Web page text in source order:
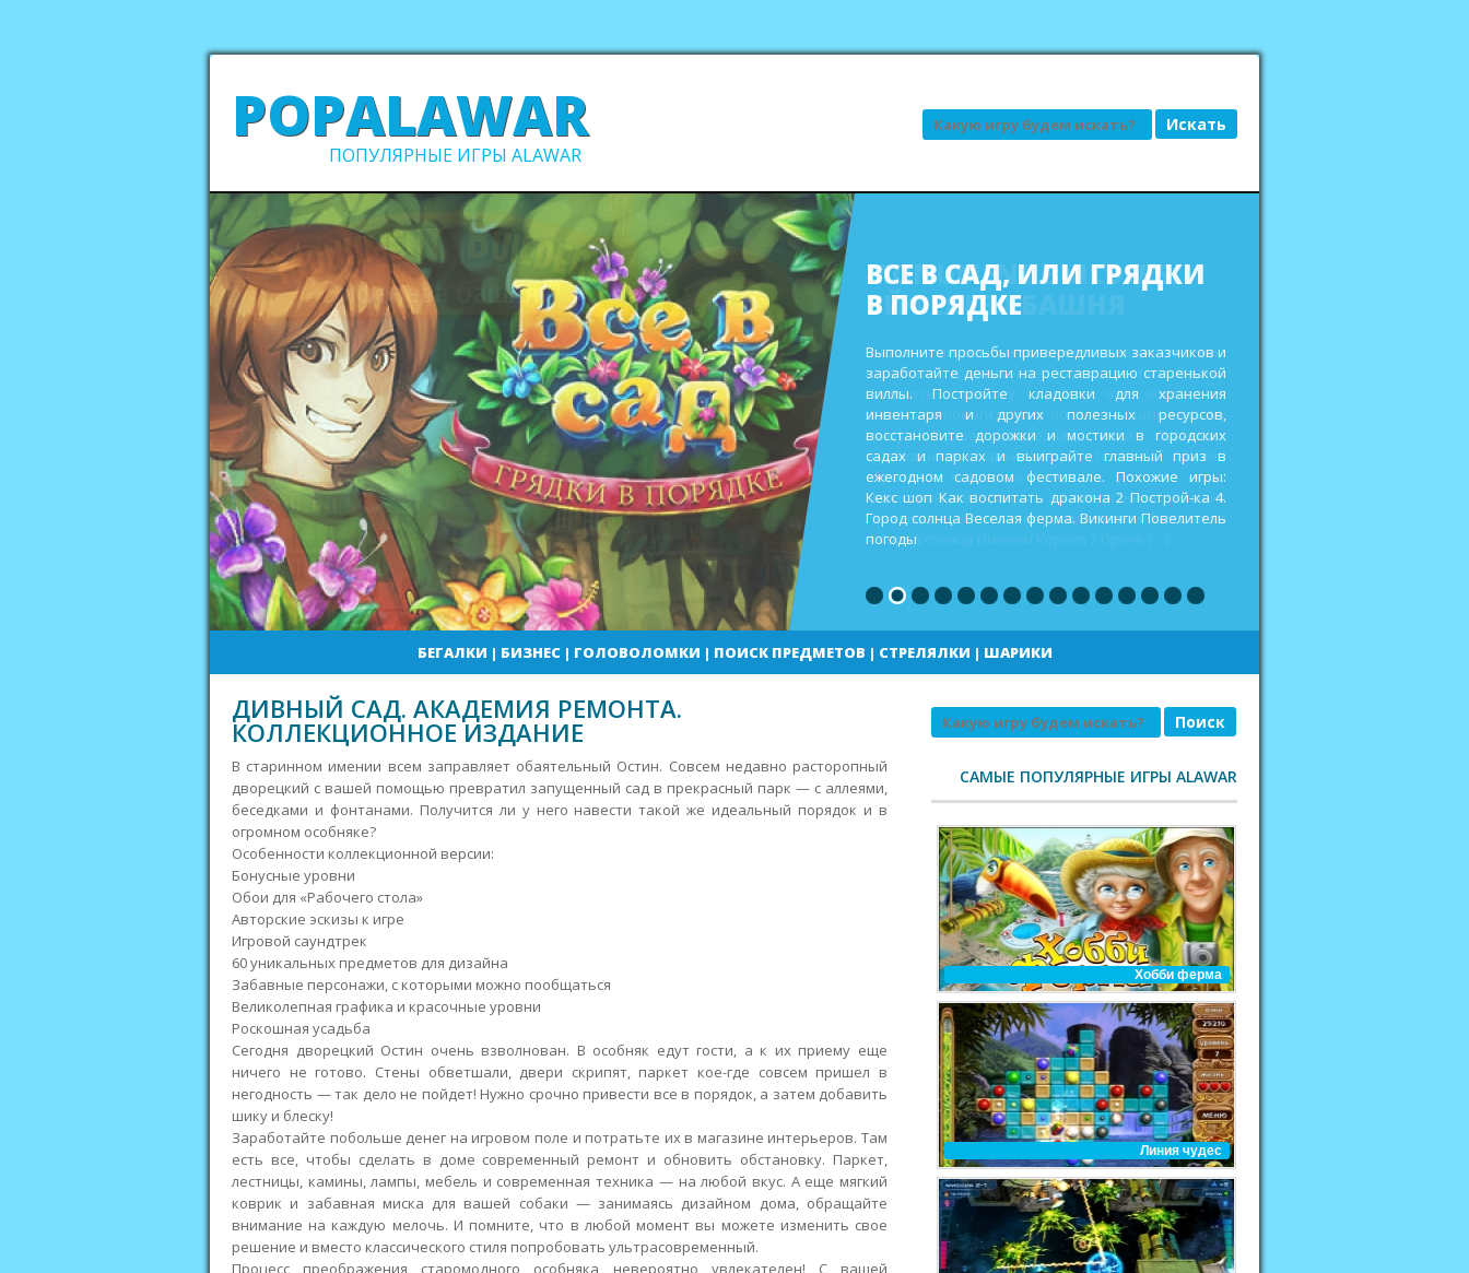
POPALAWAR
ПОПУЛЯРНЫЕ ИГРЫ ALAWAR
Поиск
ВСЕ В САД, ИЛИ ГРЯДКИ
В ПОРЯДКЕ
Выполните просьбы привередливых заказчиков и
заработайте деньги на реставрацию старенькой
виллы. Постройте кладовки для хранения
инвентаря и других полезных ресурсов,
восстановите дорожки и мостики в городских
садах и парках и выиграйте главный приз в
ежегодном садовом фестивале. Похожие игры:
Кекс шоп Как воспитать дракона 2 Построй-ка 4.
Город солнца Веселая ферма. Викинги Повелитель
погоды
БЕГАЛКИ | БИЗНЕС| ГОЛОВОЛОМКИ | ПОИСК ПРЕДМЕТОВ | СТРЕЛЯЛКИ | ШАРИКИ
ДИВНЫЙ САД. АКАДЕМИЯ РЕМОНТА.
КОЛЛЕКЦИОННОЕ ИЗДАНИЕ
В старинном имении всем заправляет обаятельный Остин. Совсем недавно расторопный
дворецкий с вашей помощью превратил запущенный сад в прекрасный парк — с аллеями,
беседками и фонтанами. Получится ли у него навести такой же идеальный порядок и в
огромном особняке?
Особенности коллекционной версии:
Бонусные уровни
Обои для «Рабочего стола»
Авторские эскизы к игре
Игровой саундтрек
60 уникальных предметов для дизайна
Забавные персонажи, с которыми можно пообщаться
Великолепная графика и красочные уровни
Роскошная усадьба
Сегодня дворецкий Остин очень взволнован. В особняк едут гости, а к их приему еще
ничего не готово. Стены обветшали, двери скрипят, паркет кое-где совсем пришел в
негодность — так дело не пойдет! Нужно срочно привести все в порядок, а затем добавить
шику и блеску!
Заработайте побольше денег на игровом поле и потратьте их в магазине интерьеров. Там
есть все, чтобы сделать в доме современный ремонт и обновить обстановку. Паркет,
лестницы, камины, лампы, мебель и современная техника — на любой вкус. А еще мягкий
коврик и забавная миска для вашей собаки — занимаясь дизайном дома, обращайте
внимание на каждую мелочь. И помните, что в любой момент вы можете изменить свое
решение и вместо классического стиля попробовать ультрасовременный.
Процесс преображения старомодного особняка невероятно увлекателен! С вашей
Поиск
САМЫЕ ПОПУЛЯРНЫЕ ИГРЫ ALAWAR
Хобби ферма
Линия чудес